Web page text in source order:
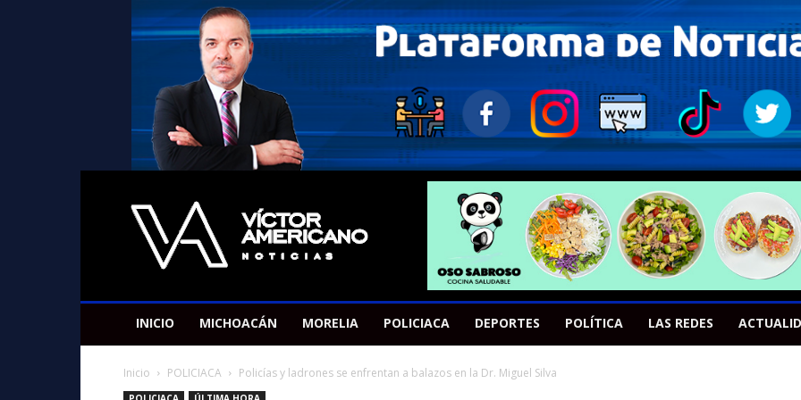
Americano
Victor
INICIO MICHOACÁN MORELIA POLICIACA DEPORTES POLÍTICA LAS REDES
Inicio POLICIACA Policías y ladrones se enfrentan a balazos en la Dr. Miguel Silva